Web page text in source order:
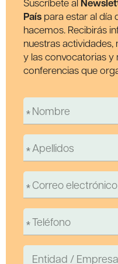
País para estar al día
hacemos. Recibirás
nuestras
y las convocatorias y
conferencias que